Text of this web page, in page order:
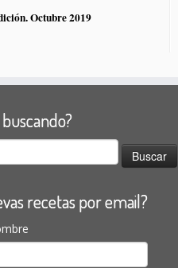
Octubre 2019
recetas por email?